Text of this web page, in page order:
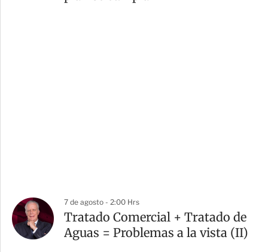
7 de agosto - 2:00 Hrs
Tratado Comercial + Tratado de
Aguas = Problemas a la vista (II)